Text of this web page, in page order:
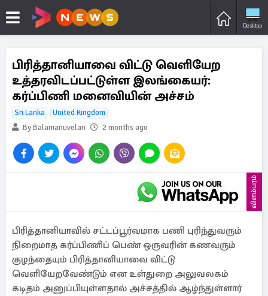
Desktop
பிரித்தானியாவை விட்டு வெளியேற
உத்தரவிடப்பட்டுள்ள இலங்கையர்:
கர்ப்பிணி மனைவியின் அச்சம்
Sri Lanka
United Kingdom
By Balamanuvelan
2 months ago
விளம்பரம்
பிரித்தானியாவில் சட்டப்பூர்வமாக பணி புரிந்துவரும்
நிறைமாத கர்ப்பிணிப் பெண் ஒருவரின் கணவரும்
குழந்தையும் பிரித்தானியாவை விட்டு
வெளியேறவேண்டும் என உள்துறை அலுவலகம்
கடிதம் அனுப்பியுள்ளதால் அச்சத்தில் ஆழ்ந்துள்ளார்